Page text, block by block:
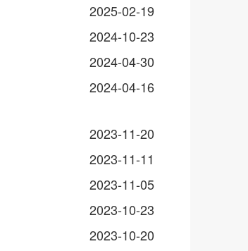
2025-02-19
2024-10-23
2024-04-30
2024-04-16
2023-11-20
2023-11-11
2023-11-05
2023-10-23
2023-10-20